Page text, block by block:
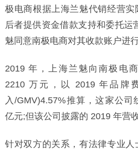
极电商根据上海兰魅代销经营实
后者提供资金借款支持和委托运
魅同意南极电商对其收款账户进行
2019 年，上海兰魅向南极电
2210 万元，以 2019 年品牌
入/GMV)4.57%推算，这家公
亿元;但该公司披露的 2019 年营
针对双方的关系，有法律专业人